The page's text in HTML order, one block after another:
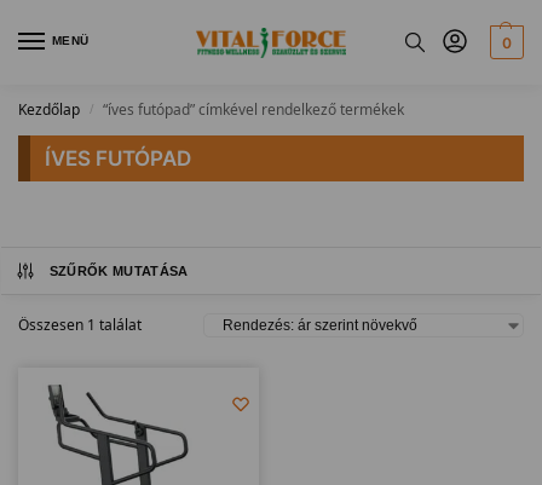
MENÜ 0
Kezdőlap / “íves futópad” címkével rendelkező termékek
ÍVES FUTÓPAD
SZŰRŐK MUTATÁSA
Összesen 1 találat